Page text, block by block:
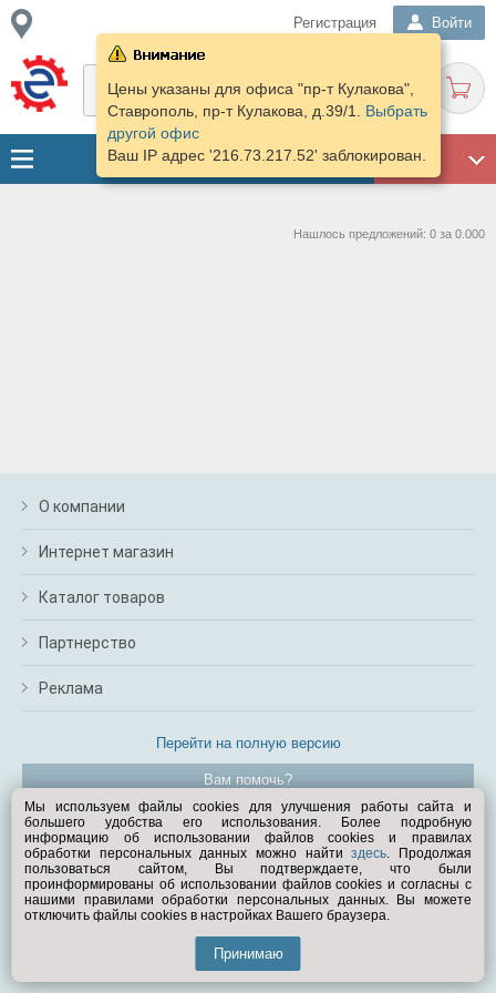
Регистрация Войти
ГАРАЖ
Цены указаны для офиса "пр-т Кулакова",
Ставрополь, пр-т Кулакова, д.39/1. Выбрать
другой офис
Ваш IP адрес '216.73.217.52' заблокирован.
Нашлось предложений: 0 за 0.000
О компании
Интернет магазин
Каталог товаров
Партнерство
Реклама
Перейти на полную версию
Вам помочь?
© Exist.ru 1998—2026
Мы используем файлы cookies для улучшения работы сайта и
большего удобства его использования. Более подробную
информацию об использовании файлов cookies и правилах
обработки персональных данных можно найтиздесь. Продолжая
пользоваться сайтом, Вы подтверждаете, что были
проинформированы об использовании файлов cookies и согласны с
нашими правилами обработки персональных данных. Вы можете
отключить файлы cookies в настройках Вашего браузера.
Принимаю